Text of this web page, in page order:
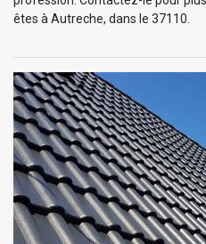
êtes à Autreche, dans le 37110.